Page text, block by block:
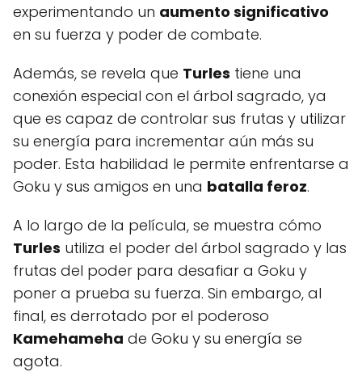
experimentando un aumento significativo
en su fuerza y poder de combate.
Además, se revela que Turles tiene una
conexión especial con el árbol sagrado, ya
que es capaz de controlar sus frutas y utilizar
su energía para incrementar aún más su
poder. Esta habilidad le permite enfrentarse a
Goku y sus amigos en una batalla feroz.
A lo largo de la película, se muestra cómo
Turles utiliza el poder del árbol sagrado y las
frutas del poder para desafiar a Goku y
poner a prueba su fuerza. Sin embargo, al
final, es derrotado por el poderoso
Kamehameha de Goku y su energía se
agota.